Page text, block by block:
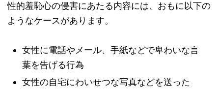
性的羞恥心の侵害にあたる内容には、おもに以下の
ようなケースがあります。
女性に電話やメール、手紙などで卑わいな言
葉を告げる行為
女性の自宅にわいせつな写真などを送った